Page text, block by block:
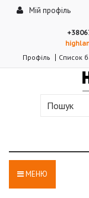
Мій профіль
Профіль
Список
МЕНЮ